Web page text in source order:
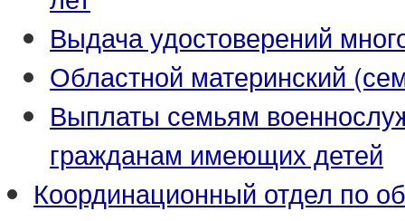
Выдача удостоверений
Областной материнский
Выплаты семьям
гражданам имеющих детей
Координационный отдел по